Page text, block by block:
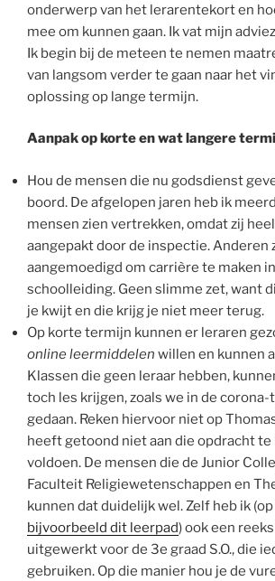
onderwerp van het lerarentekort en
mee om kunnen gaan. Ik vat mijn
Ik begin bij de meteen te nemen
van langsom verder te gaan naar het
oplossing op lange termijn.
Aanpak op korte en wat langere
Hou de mensen die nu godsdienst
boord. De afgelopen jaren heb ik
mensen zien vertrekken, omdat zij
aangepakt door de inspectie. Anderen
aangemoedigd om carrière te maken
schoolleiding. Geen slimme zet, want
je kwijt en die krijg je niet meer terug.
Op korte termijn kunnen er leraren
online leermiddelen willen en kunnen
Klassen die geen leraar hebben,
toch les krijgen, zoals we in de
gedaan. Reken hiervoor niet op
heeft getoond niet aan die opdracht te
voldoen. De mensen die de Junior
Faculteit Religiewetenschappen en
kunnen dat duidelijk wel. Zelf heb ik
bijvoorbeeld dit leerpad) ook een
uitgewerkt voor de 3e graad S.O., die
gebruiken. Op die manier hou je de